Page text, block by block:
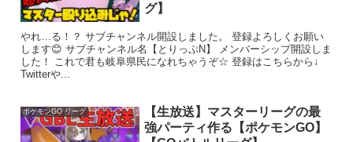
グ】
やれ…る！？ サブチャンネル開設しました。 登録よろしくお願い
します😊 サブチャンネル名【とりっぷN】 メンバーシップ開設しま
した！ これで君も岐阜県民になれちゃうぞ☆ 登録はこちらから↓
Twitterや...
ポケモンGO リーグ
【生放送】マスターリーグの最
強パーティ作る【ポケモンGO】